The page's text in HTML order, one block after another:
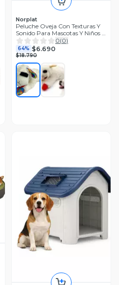
Norplat
Peluche Oveja Con Texturas Y
Sonido Para Mascotas Y Niños -
Norplat
0(0)
64% $6.690
$18.790